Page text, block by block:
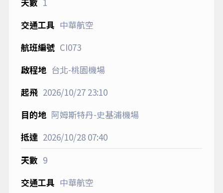
中華航空
CI073
台北-桃園機場
2026/10/2723:10
阿姆斯特丹-史基浦機場
2026/10/2807:40
9
中華航空